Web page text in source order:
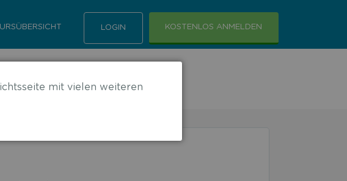
LOGIN KOSTENLOS ANMELDEN
mit vielen weiteren